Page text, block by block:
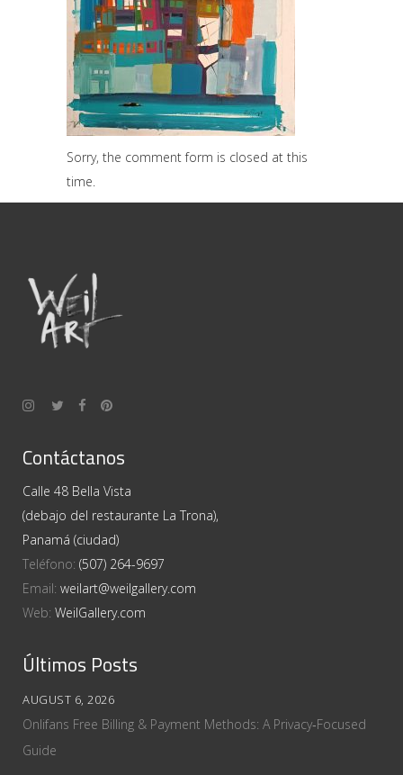
Sorry, the comment form is closed at this
time.
Contáctanos
(debajo del restaurante La Trona),
Panamá (ciudad)
Teléfono: (507) 264-9697
Email:
weilart@weilgallery.com
Web:
WeilGallery.com
Últimos Posts
Onlifans Free Billing & Payment Methods: A Privacy‑Focused
Guide
AUGUST 6, 2026
How to Get an OnlyFans Premium Account Free: Safe